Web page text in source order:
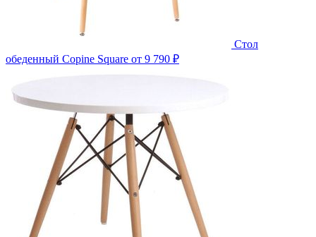
Стол
обеденный Copine Square от 9 790 ₽